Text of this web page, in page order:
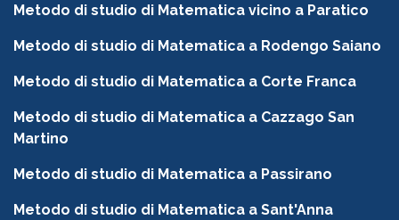
Metodo di studio di Matematica vicino a Paratico
Metodo di studio di Matematica a Rodengo Saiano
Metodo di studio di Matematica a Corte Franca
Metodo di studio di Matematica a Cazzago San
Martino
Metodo di studio di Matematica a Passirano
Metodo di studio di Matematica a Sant'Anna